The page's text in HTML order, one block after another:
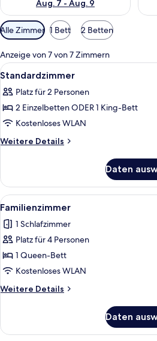
Aug. 7 - Aug. 9
Verfügbare
Filter
für
Zimmer
Alle Zimmer 1 Bett 2 Betten
Anzeige von 7 von 7 Zimmern
Alle
Fotos
für
Standardzimmer
anzeigen
5
Standardzimmer
Platz für 2 Personen
2 Einzelbetten ODER 1 King-Bett
Kostenloses WLAN
Weitere Details
Weitere
Daten
Alle
Fotos
für
Familienzimmer
anzeigen
Ein
6
Familienzimmer
1 Schlafzimmer
Platz für 4 Personen
1 Queen-Bett
Kostenloses WLAN
Weitere Details
Weitere
Daten